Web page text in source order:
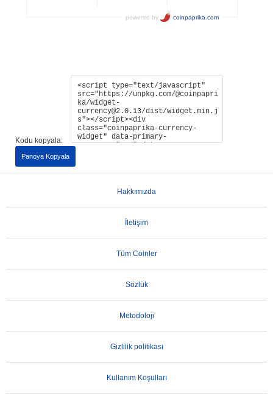
Kodu kopyala:
Panoya Kopyala
Hakkımızda
İletişim
Tüm Coinler
Sözlük
Metodoloji
Gizlilik politikası
Kullanım Koşulları